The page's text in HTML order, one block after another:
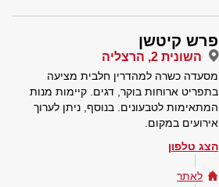
פרש קיטשן
השונית 2, הרצליה
מסעדה כשרה למהדרין חלבית מציעה
בתפריט ארוחות בוקר, דגים. קיימות מנות
המתאימות לטבעונים. בנוסף, ניתן לערוך
אירועים במקום.
הצג טלפון
לאתר